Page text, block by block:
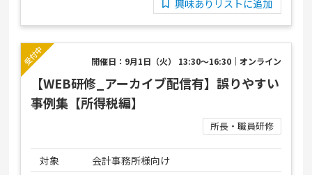
興味ありリストに追加
開催日：9月1日（火） 13:30～16:30｜オンライン
【WEB研修_アーカイブ配信有】誤りやすい
事例集【所得税編】
所長・職員研修
対象
会計事務所様向け